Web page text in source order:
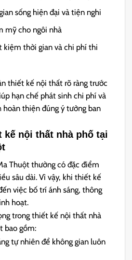
sống hiện đại và tiện nghi
mỹ cho ngôi nhà
kiệm thời gian và chi phí thi
thiết kế nội thất rõ ràng trước
hạn chế phát sinh chi phí và
hoàn thiện đúng ý tưởng ban
kế nội thất nhà phố tại
Thuột thường có đặc điểm
sâu dài. Vì vậy, khi thiết kế
việc bố trí ánh sáng, thông
hoạt.
trong thiết kế nội thất nhà
bao gồm:
tự nhiên để không gian luôn